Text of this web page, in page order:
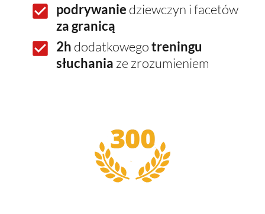
podrywanie dziewczyn i facetów
za granicą
2h dodatkowegotreningu
słuchania ze zrozumieniem